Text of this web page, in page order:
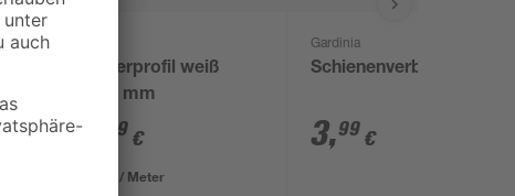
Trägerprofil weiß
1000 mm
3 69 €
3,69 € / Meter
Gardinia
Schienenverbinder
3,99 €